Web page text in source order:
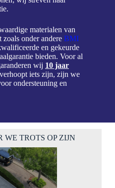
materialen van
zoals onder andere BMI
en gekeurde
bieden. Voor al
wij 10 jaar
iets zijn, zijn we
ondersteuning en
WE TROTS OP ZIJN